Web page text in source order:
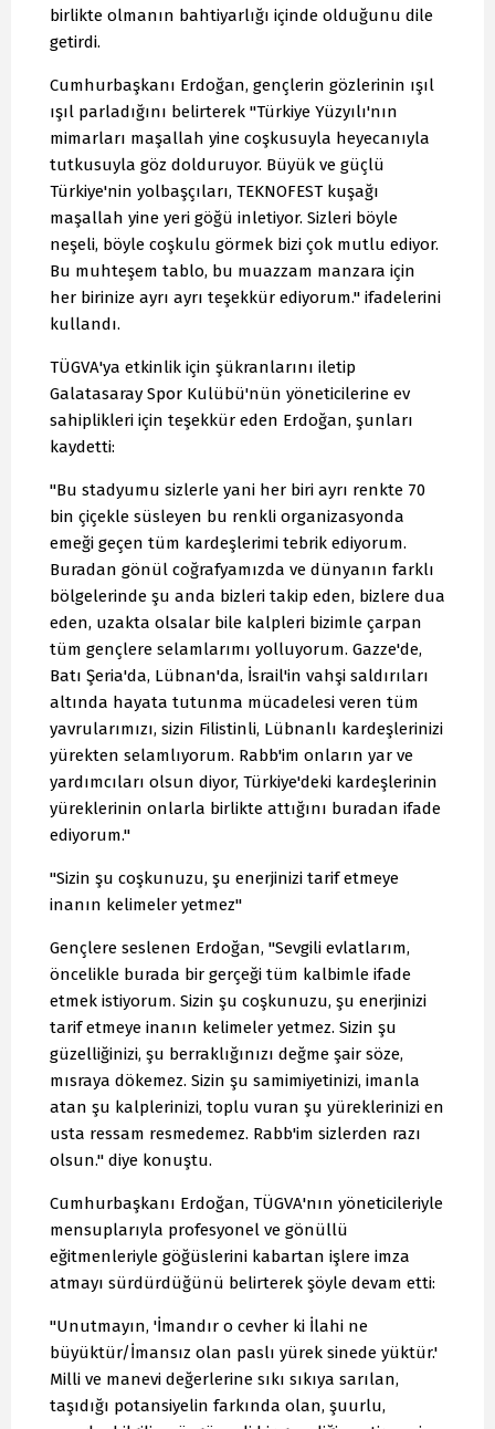
birlikte olmanın bahtiyarlığı içinde olduğunu dile
getirdi.
Cumhurbaşkanı Erdoğan, gençlerin gözlerinin ışıl
ışıl parladığını belirterek "Türkiye Yüzyılı'nın
mimarları maşallah yine coşkusuyla heyecanıyla
tutkusuyla göz dolduruyor. Büyük ve güçlü
Türkiye'nin yolbaşçıları, TEKNOFEST kuşağı
maşallah yine yeri göğü inletiyor. Sizleri böyle
neşeli, böyle coşkulu görmek bizi çok mutlu ediyor.
Bu muhteşem tablo, bu muazzam manzara için
her birinize ayrı ayrı teşekkür ediyorum." ifadelerini
kullandı.
TÜGVA'ya etkinlik için şükranlarını iletip
Galatasaray Spor Kulübü'nün yöneticilerine ev
sahiplikleri için teşekkür eden Erdoğan, şunları
kaydetti:
"Bu stadyumu sizlerle yani her biri ayrı renkte 70
bin çiçekle süsleyen bu renkli organizasyonda
emeği geçen tüm kardeşlerimi tebrik ediyorum.
Buradan gönül coğrafyamızda ve dünyanın farklı
bölgelerinde şu anda bizleri takip eden, bizlere dua
eden, uzakta olsalar bile kalpleri bizimle çarpan
tüm gençlere selamlarımı yolluyorum. Gazze'de,
Batı Şeria'da, Lübnan'da, İsrail'in vahşi saldırıları
altında hayata tutunma mücadelesi veren tüm
yavrularımızı, sizin Filistinli, Lübnanlı kardeşlerinizi
yürekten selamlıyorum. Rabb'im onların yar ve
yardımcıları olsun diyor, Türkiye'deki kardeşlerinin
yüreklerinin onlarla birlikte attığını buradan ifade
ediyorum."
"Sizin şu coşkunuzu, şu enerjinizi tarif etmeye
inanın kelimeler yetmez"
Gençlere seslenen Erdoğan, "Sevgili evlatlarım,
öncelikle burada bir gerçeği tüm kalbimle ifade
etmek istiyorum. Sizin şu coşkunuzu, şu enerjinizi
tarif etmeye inanın kelimeler yetmez. Sizin şu
güzelliğinizi, şu berraklığınızı değme şair söze,
mısraya dökemez. Sizin şu samimiyetinizi, imanla
atan şu kalplerinizi, toplu vuran şu yüreklerinizi en
usta ressam resmedemez. Rabb'im sizlerden razı
olsun." diye konuştu.
Cumhurbaşkanı Erdoğan, TÜGVA'nın yöneticileriyle
mensuplarıyla profesyonel ve gönüllü
eğitmenleriyle göğüslerini kabartan işlere imza
atmayı sürdürdüğünü belirterek şöyle devam etti:
"Unutmayın, 'İmandır o cevher ki İlahi ne
büyüktür/İmansız olan paslı yürek sinede yüktür.'
Milli ve manevi değerlerine sıkı sıkıya sarılan,
taşıdığı potansiyelin farkında olan, şuurlu,